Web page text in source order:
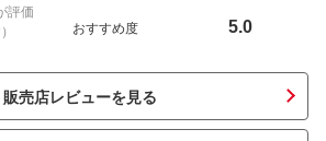
評価
おすすめ度 5.0
販売店レビューを見る